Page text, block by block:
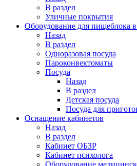
В раздел
Уличные покрытия
Оборудование для пищеблока в
Назад
В раздел
Одноразовая посуда
Пароконвектоматы
Посуда
Назад
В раздел
Детская посуда
Посуда для
Оснащение кабинетов
Назад
В раздел
Кабинет ОБЗР
Кабинет психолога
Оборудование